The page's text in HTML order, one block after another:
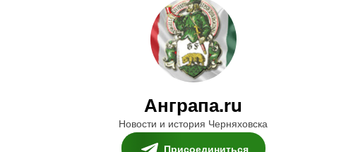
Анграпа.ru
Новости и история Черняховска
Присоединиться